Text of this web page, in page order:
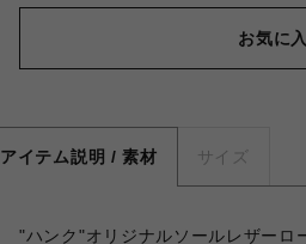
お気に
アイテム説明 / 素材 サイズ
"ハンク"オリジナルソールレザー